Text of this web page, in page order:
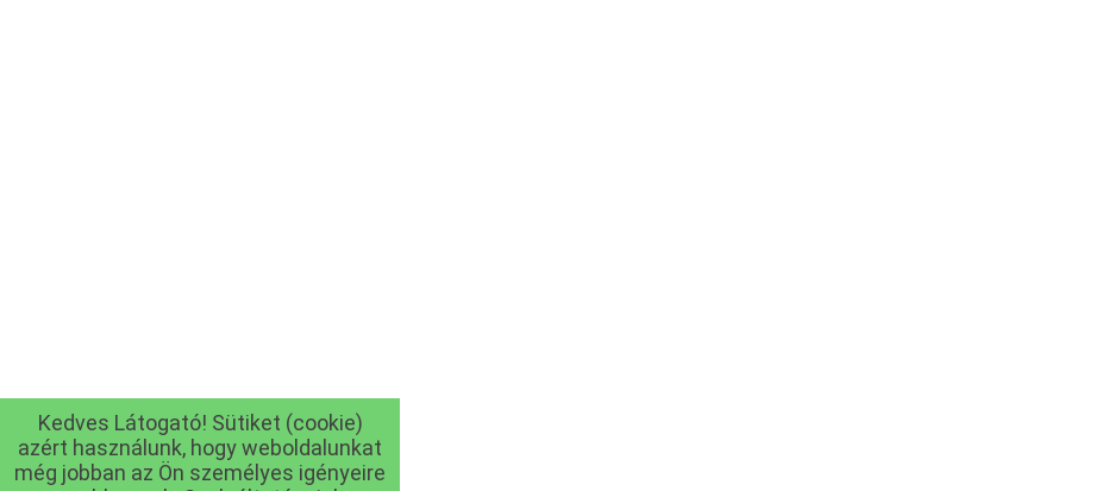
Kedves Látogató! Sütiket (cookie)
azért használunk, hogy weboldalunkat
még jobban az Ön személyes igényeire